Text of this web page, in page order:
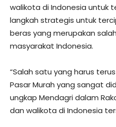
walikota di Indonesia untuk
langkah strategis untuk
beras yang merupakan
masyarakat Indonesia.
“Salah satu yang harus
Pasar Murah yang sangat
ungkap Mendagri dalam
dan walikota di Indonesia